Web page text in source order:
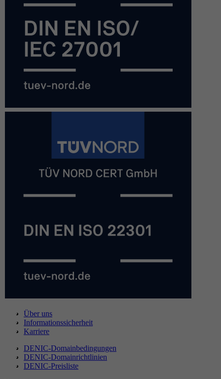
Über uns
Informationssicherheit
Karriere
DENIC-Domainbedingungen
DENIC-Domainrichtlinien
DENIC-Preisliste